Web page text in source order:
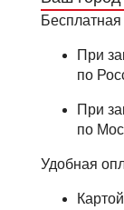
Бесплатная
При
по
При
по
Удобная